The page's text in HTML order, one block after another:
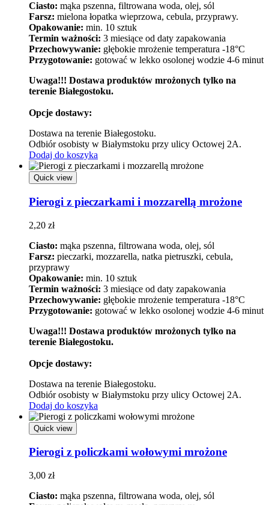
Ciasto: mąka pszenna, filtrowana woda, olej, sól
Farsz: mielona łopatka wieprzowa, cebula, przyprawy.
Opakowanie: min. 10 sztuk
Termin ważności: 3 miesiące od daty zapakowania
Przechowywanie: głębokie mrożenie temperatura -18°C
Przygotowanie: gotować w lekko osolonej wodzie 4-6 minut
Uwaga!!! Dostawa produktów mrożonych tylko na
terenie Białegostoku.
Opcje dostawy:
Dostawa na terenie Białegostoku.
Odbiór osobisty w Białymstoku przy ulicy Octowej 2A.
Dodaj do koszyka
Quick view
Pierogi z pieczarkami i mozzarellą mrożone
2,20 zł
Ciasto: mąka pszenna, filtrowana woda, olej, sól
Farsz: pieczarki, mozzarella, natka pietruszki, cebula,
przyprawy
Opakowanie: min. 10 sztuk
Termin ważności: 3 miesiące od daty zapakowania
Przechowywanie: głębokie mrożenie temperatura -18°C
Przygotowanie: gotować w lekko osolonej wodzie 4-6 minut
Uwaga!!! Dostawa produktów mrożonych tylko na
terenie Białegostoku.
Opcje dostawy:
Dostawa na terenie Białegostoku.
Odbiór osobisty w Białymstoku przy ulicy Octowej 2A.
Dodaj do koszyka
Quick view
Pierogi z policzkami wołowymi mrożone
3,00 zł
Ciasto: mąka pszenna, filtrowana woda, olej, sól